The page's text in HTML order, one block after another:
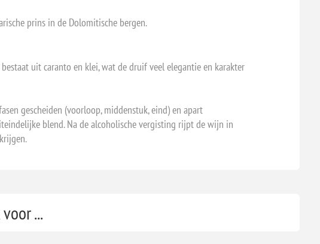
prins in de Dolomitische bergen.
uit caranto en klei, wat de druif veel elegantie en karakter
gescheiden (voorloop, middenstuk, eind) en apart
blend. Na de alcoholische vergisting rijpt de wijn in
...